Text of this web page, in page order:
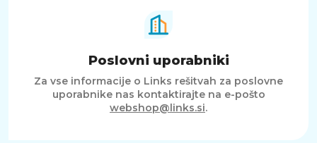
Poslovni uporabniki
Za vse informacije o Links rešitvah za poslovne
uporabnike nas kontaktirajte na e-pošto
webshop@links.si.